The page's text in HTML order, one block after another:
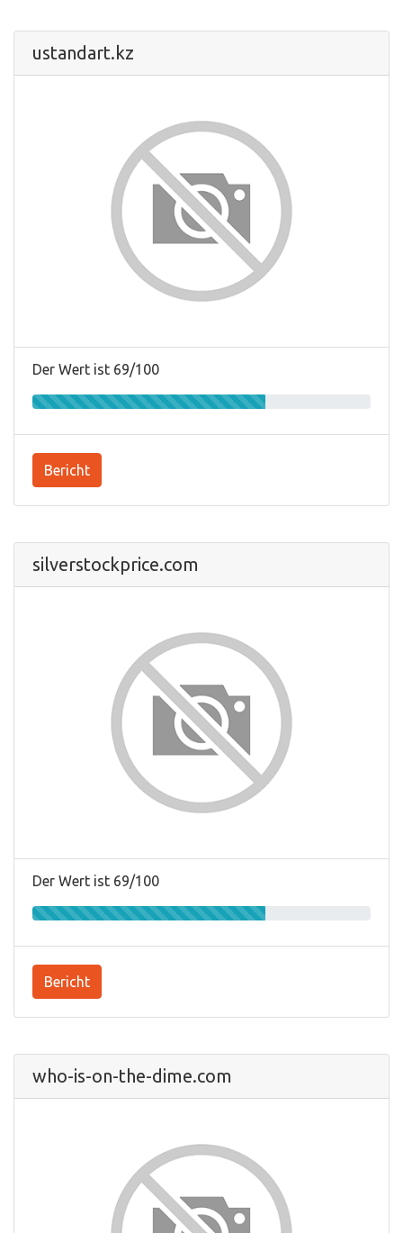
ustandart.kz
Der Wert ist 69/100
Bericht
silverstockprice.com
Der Wert ist 69/100
Bericht
who-is-on-the-dime.com